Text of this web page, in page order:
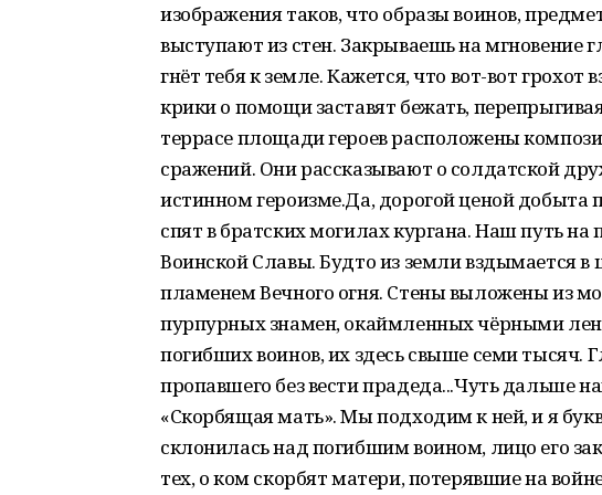
изображения таков, что образы воинов,
выступают из стен. Закрываешь на мгновение
гнёт тебя к земле. Кажется, что вот-вот
крики о помощи заставят бежать,
террасе площади героев расположены
сражений. Они рассказывают о солдатской
истинном героизме.Да, дорогой ценой добыта
спят в братских могилах кургана. Наш путь
Воинской Славы. Будто из земли вздымается
пламенем Вечного огня. Стены выложены из
пурпурных знамен, окаймленных чёрными
погибших воинов, их здесь свыше семи
пропавшего без вести прадеда...Чуть дальше
«Скорбящая мать». Мы подходим к ней, и я
склонилась над погибшим воином, лицо его
тех, о ком скорбят матери, потерявшие на